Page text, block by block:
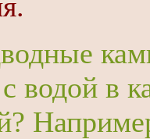
водой в